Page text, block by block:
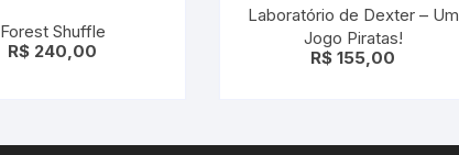
Forest Shuffle
R$ 240,00
Laboratório de Dexter – Um
Jogo Piratas!
R$ 155,00